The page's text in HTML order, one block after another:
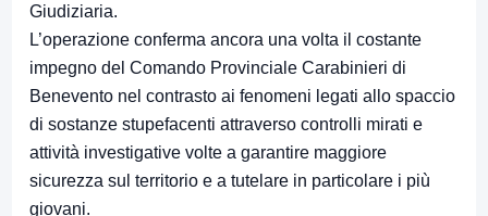
Giudiziaria.
L’operazione conferma ancora una volta il costante
impegno del Comando Provinciale Carabinieri di
Benevento nel contrasto ai fenomeni legati allo spaccio
di sostanze stupefacenti attraverso controlli mirati e
attività investigative volte a garantire maggiore
sicurezza sul territorio e a tutelare in particolare i più
giovani.